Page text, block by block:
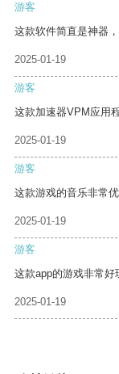
游客
这款软件简直是神器
2025-01-19
游客
这款加速器VPM应用
2025-01-19
游客
这款游戏的音乐非常
2025-01-19
游客
这款app的游戏非常好
2025-01-19